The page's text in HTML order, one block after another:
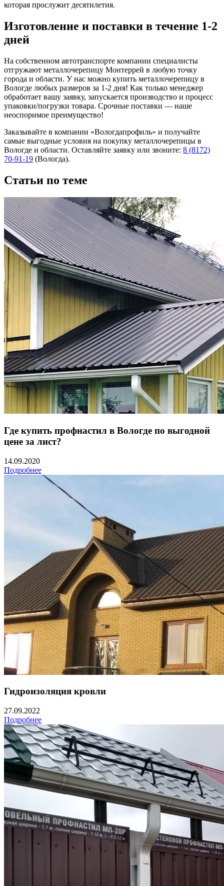
которая прослужит десятилетия.
Изготовление и поставки в течение 1-2
дней
На собственном автотранспорте компании специалисты
отгружают металлочерепицу Монтеррей в любую точку
города и области. У нас можно купить металлочерепицу в
Вологде любых размеров за 1-2 дня! Как только менеджер
обработает вашу заявку, запускается производство и процесс
упаковки/погрузки товара. Срочные поставки — наше
неоспоримое преимущество!
Заказывайте в компании «Вологдапрофиль» и получайте
самые выгодные условия на покупку металлочерепицы в
Вологде и области. Оставляйте заявку или звоните: 8 (8172)
70-91-19 (Вологда).
Статьи по теме
Где купить профнастил в Вологде по выгодной
цене за лист?
14.09.2020
Подробнее
Гидроизоляция кровли
27.09.2022
Подробнее